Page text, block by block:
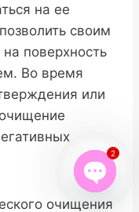
на ее
своим
поверхность
Во время
или
очищения
Open
2